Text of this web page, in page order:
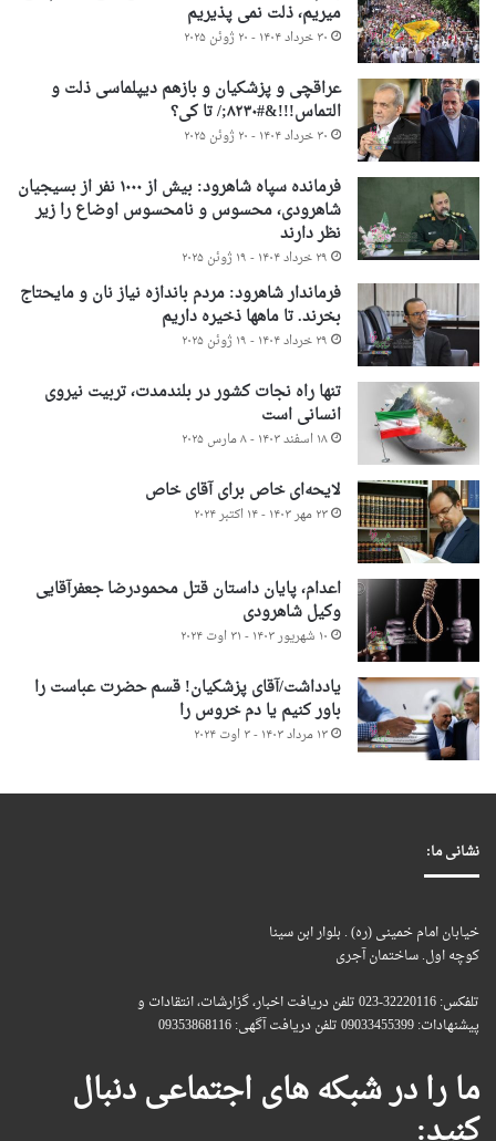
میریم، ذلت نمی پذیریم
۳۰ خرداد ۱۴۰۴ - ۲۰ ژوئن ۲۰۲۵
عراقچی و پزشکیان و بازهم دیپلماسی ذلت و
التماس!!!&#۸۲۳۰;/ تا کی؟
۳۰ خرداد ۱۴۰۴ - ۲۰ ژوئن ۲۰۲۵
فرمانده سپاه شاهرود: بیش از ۱۰۰۰ نفر از بسیجیان
شاهرودی، محسوس و نامحسوس اوضاع را زیر
نظر دارند
۲۹ خرداد ۱۴۰۴ - ۱۹ ژوئن ۲۰۲۵
فرماندار شاهرود: مردم باندازه نیاز نان و مایحتاج
بخرند. تا ماهها ذخیره داریم
۲۹ خرداد ۱۴۰۴ - ۱۹ ژوئن ۲۰۲۵
تنها راه نجات کشور در بلندمدت، تربیت نیروی
انسانی است
۱۸ اسفند ۱۴۰۳ - ۸ مارس ۲۰۲۵
لایحه‌ای خاص برای آقای خاص
۲۳ مهر ۱۴۰۳ - ۱۴ اکتبر ۲۰۲۴
اعدام، پایان داستان قتل محمودرضا جعفرآقایی
وکیل شاهرودی
۱۰ شهریور ۱۴۰۳ - ۳۱ اوت ۲۰۲۴
یادداشت/آقای پزشکیان! قسم حضرت عباست را
باور کنیم یا دم خروس را
۱۳ مرداد ۱۴۰۳ - ۳ اوت ۲۰۲۴
نشانی ما:
خیابان امام خمینی (ره) . بلوار ابن سینا
کوچه اول. ساختمان آجری
تلفکس: 32220116-023 تلفن دریافت اخبار، گزارشات، انتقادات و
پیشنهادات: 09033455399 تلفن دریافت آگهی: 09353868116
ما را در شبکه های اجتماعی دنبال